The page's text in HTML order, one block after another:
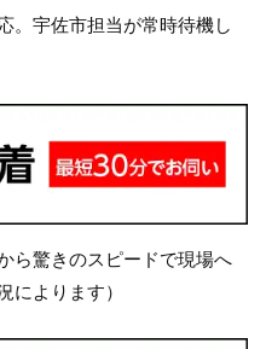
。宇佐市担当が常時待機し
ら驚きのスピードで現場へ
によります）